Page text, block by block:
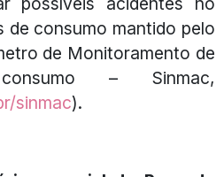
de consumo mantido pelo
de Monitoramento de
– Sinmac,
sinmac).